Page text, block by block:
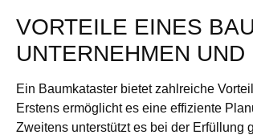
VORTEILE EINES
UNTERNEHMEN UND
Ein Baumkataster bietet zahlreiche
Erstens ermöglicht es eine effiziente
Zweitens unterstützt es bei der Erfüllung